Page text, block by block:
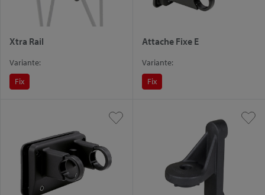
Xtra Rail
Variante:
Fix
Attache Fixe E
Variante:
Fix